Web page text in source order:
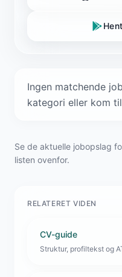
Ingen matchende
kategori eller kom
Se de aktuelle jobopslag
listen ovenfor.
RELATERET VIDEN
CV-guide
Struktur, profiltekst og